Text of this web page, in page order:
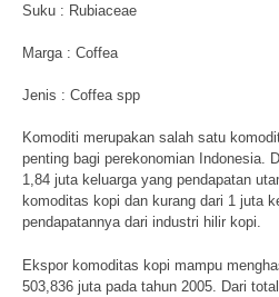
Suku : Rubiaceae
Marga : Coffea
Jenis : Coffea spp
Komoditi merupakan salah satu
penting bagi perekonomian Indonesia.
1,84 juta keluarga yang pendapatan
komoditas kopi dan kurang dari 1 juta
pendapatannya dari industri hilir kopi.
Ekspor komoditas kopi mampu
503,836 juta pada tahun 2005. Dari